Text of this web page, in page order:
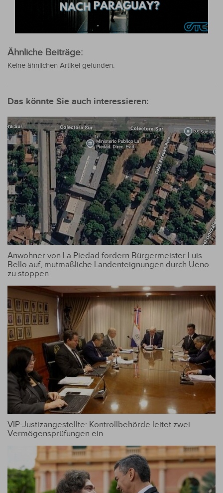
Ähnliche Beiträge:
Keine ähnlichen Artikel gefunden.
Das könnte Sie auch interessieren:
Anwohner von La Piedad fordern Bürgermeister Luis
Bello auf, mutmaßliche Landenteignungen durch Ueno
zu stoppen
VIP-Justizangestellte: Kontrollbehörde leitet zwei
Vermögensprüfungen ein